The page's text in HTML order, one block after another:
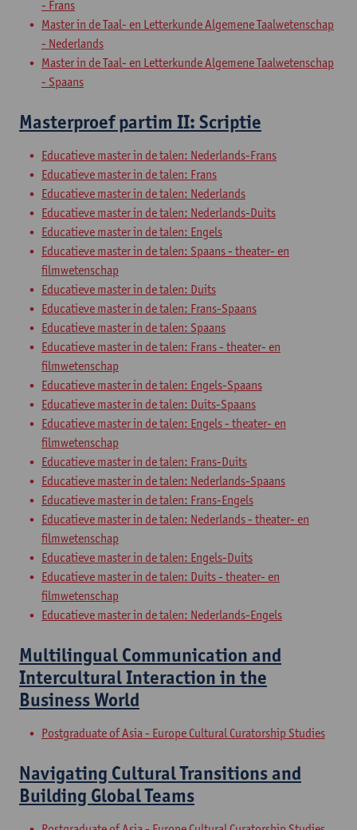
- Frans
Master in de Taal- en Letterkunde Algemene Taalwetenschap
- Nederlands
Master in de Taal- en Letterkunde Algemene Taalwetenschap
- Spaans
Masterproef partim II: Scriptie
Educatieve master in de talen: Nederlands-Frans
Educatieve master in de talen: Frans
Educatieve master in de talen: Nederlands
Educatieve master in de talen: Nederlands-Duits
Educatieve master in de talen: Engels
Educatieve master in de talen: Spaans - theater- en
filmwetenschap
Educatieve master in de talen: Duits
Educatieve master in de talen: Frans-Spaans
Educatieve master in de talen: Spaans
Educatieve master in de talen: Frans - theater- en
filmwetenschap
Educatieve master in de talen: Engels-Spaans
Educatieve master in de talen: Duits-Spaans
Educatieve master in de talen: Engels - theater- en
filmwetenschap
Educatieve master in de talen: Frans-Duits
Educatieve master in de talen: Nederlands-Spaans
Educatieve master in de talen: Frans-Engels
Educatieve master in de talen: Nederlands - theater- en
filmwetenschap
Educatieve master in de talen: Engels-Duits
Educatieve master in de talen: Duits - theater- en
filmwetenschap
Educatieve master in de talen: Nederlands-Engels
Multilingual Communication and
Intercultural Interaction in the
Business World
Postgraduate of Asia - Europe Cultural Curatorship Studies
Navigating Cultural Transitions and
Building Global Teams